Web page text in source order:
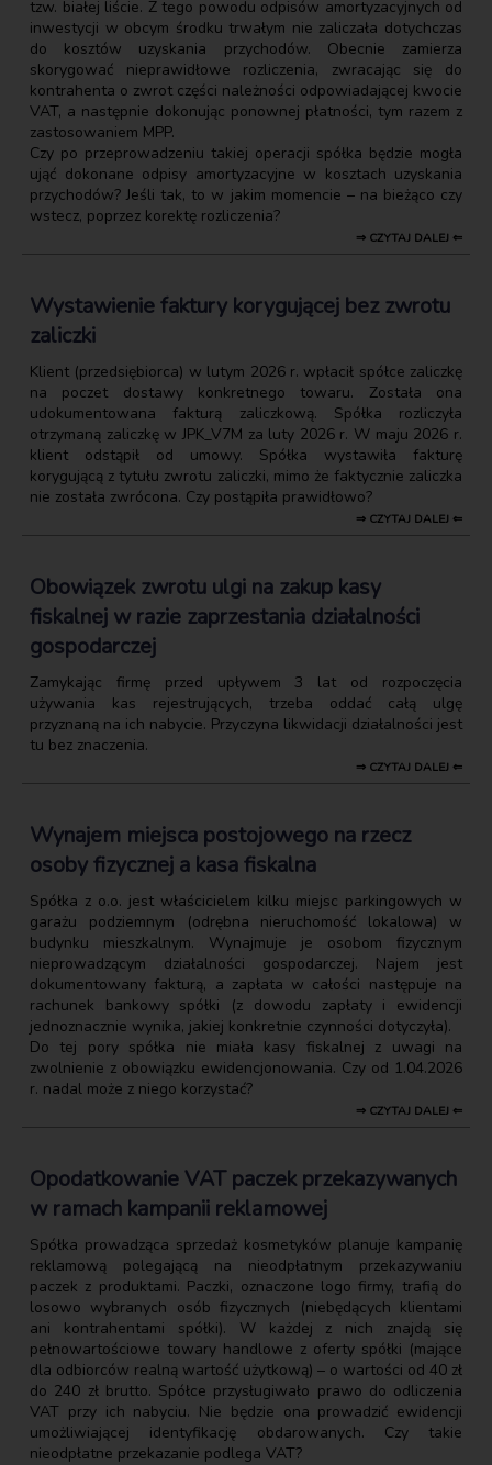
tzw. białej liście. Z tego powodu odpisów amortyzacyjnych od
inwestycji w obcym środku trwałym nie zaliczała dotychczas
do kosztów uzyskania przychodów. Obecnie zamierza
skorygować nieprawidłowe rozliczenia, zwracając się do
kontrahenta o zwrot części należności odpowiadającej kwocie
VAT, a następnie dokonując ponownej płatności, tym razem z
zastosowaniem MPP.
Czy po przeprowadzeniu takiej operacji spółka będzie mogła
ująć dokonane odpisy amortyzacyjne w kosztach uzyskania
przychodów? Jeśli tak, to w jakim momencie – na bieżąco czy
wstecz, poprzez korektę rozliczenia?
⇒ CZYTAJ DALEJ ⇐
Wystawienie faktury korygującej bez zwrotu
zaliczki
Klient (przedsiębiorca) w lutym 2026 r. wpłacił spółce zaliczkę
na poczet dostawy konkretnego towaru. Została ona
udokumentowana fakturą zaliczkową. Spółka rozliczyła
otrzymaną zaliczkę w JPK_V7M za luty 2026 r. W maju 2026 r.
klient odstąpił od umowy. Spółka wystawiła fakturę
korygującą z tytułu zwrotu zaliczki, mimo że faktycznie zaliczka
nie została zwrócona. Czy postąpiła prawidłowo?
⇒ CZYTAJ DALEJ ⇐
Obowiązek zwrotu ulgi na zakup kasy
fiskalnej w razie zaprzestania działalności
gospodarczej
Zamykając firmę przed upływem 3 lat od rozpoczęcia
używania kas rejestrujących, trzeba oddać całą ulgę
przyznaną na ich nabycie. Przyczyna likwidacji działalności jest
tu bez znaczenia.
⇒ CZYTAJ DALEJ ⇐
Wynajem miejsca postojowego na rzecz
osoby fizycznej a kasa fiskalna
Spółka z o.o. jest właścicielem kilku miejsc parkingowych w
garażu podziemnym (odrębna nieruchomość lokalowa) w
budynku mieszkalnym. Wynajmuje je osobom fizycznym
nieprowadzącym działalności gospodarczej. Najem jest
dokumentowany fakturą, a zapłata w całości następuje na
rachunek bankowy spółki (z dowodu zapłaty i ewidencji
jednoznacznie wynika, jakiej konkretnie czynności dotyczyła).
Do tej pory spółka nie miała kasy fiskalnej z uwagi na
zwolnienie z obowiązku ewidencjonowania. Czy od 1.04.2026
r. nadal może z niego korzystać?
⇒ CZYTAJ DALEJ ⇐
Opodatkowanie VAT paczek przekazywanych
w ramach kampanii reklamowej
Spółka prowadząca sprzedaż kosmetyków planuje kampanię
reklamową polegającą na nieodpłatnym przekazywaniu
paczek z produktami. Paczki, oznaczone logo firmy, trafią do
losowo wybranych osób fizycznych (niebędących klientami
ani kontrahentami spółki). W każdej z nich znajdą się
pełnowartościowe towary handlowe z oferty spółki (mające
dla odbiorców realną wartość użytkową) – o wartości od 40 zł
do 240 zł brutto. Spółce przysługiwało prawo do odliczenia
VAT przy ich nabyciu. Nie będzie ona prowadzić ewidencji
umożliwiającej identyfikację obdarowanych. Czy takie
nieodpłatne przekazanie podlega VAT?